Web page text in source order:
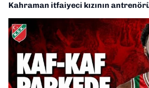
Kahraman itfaiyeci kızının